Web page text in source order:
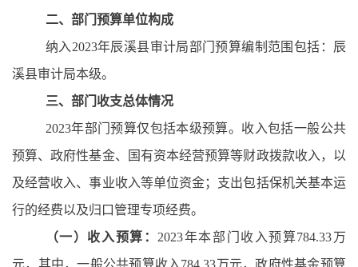
二、部门预算单位构成
纳入 2023年辰溪县审计局部门预算编制范围包括：辰
溪县审计局本级。
三、部门收支总体情况
2023年部门预算仅包括本级预算。收入包括一般公共
预算、政府性基金、国有资本经营预算等财政拨款收入，以
及经营收入、事业收入等单位资金；支出包括保机关基本运
行的经费以及归口管理专项经费。
（一）收入预算： 2023年本部门收入预算784.33万
元，其中，一般公共预算收入784.33万元，政府性基金预算